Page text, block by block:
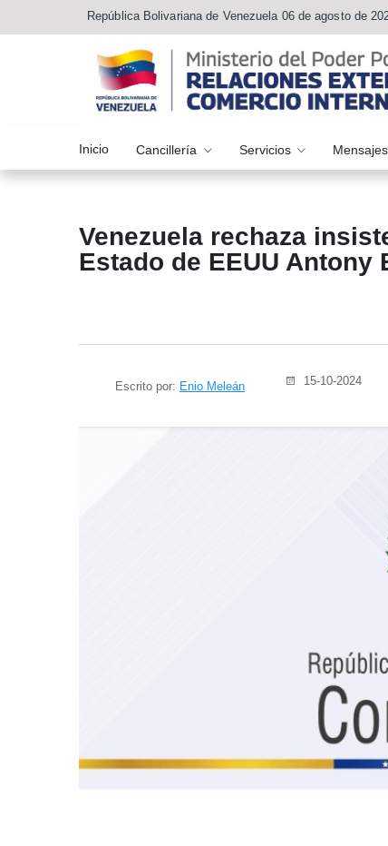
República Bolivariana de Venezuela 06 de agosto de
Inicio Cancillería Servicios
Venezuela rechaza
Estado de EEUU Antony
Escrito por: Enio Meleán 15-10-2024